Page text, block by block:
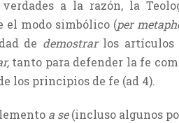
a la razón, la
el modo simbólico (per
de demostrarlos artículos
tanto para defender la fe
los principios de fe (ad 4).
a se(incluso algunos